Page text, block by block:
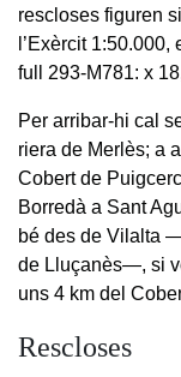
rescloses figuren
l’Exèrcit
full 293-M781: x
Per arribar-hi cal
riera de Merlès; a
Cobert de
Borredà a Sant
bé des de Vilalta
de Lluçanès—, si
uns 4 km del
Rescloses